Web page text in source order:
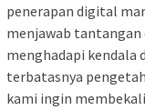
penerapan digital
menjawab tantangan
menghadapi kendala
terbatasnya
kami ingin